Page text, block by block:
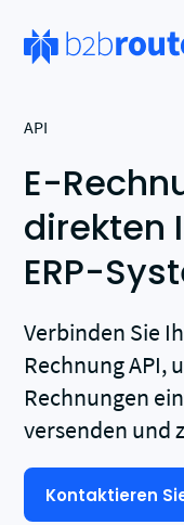
API
E-
direkten
ERP-
Verbinden Sie
Rechnung API,
Rechnungen
versenden und
Kontaktieren